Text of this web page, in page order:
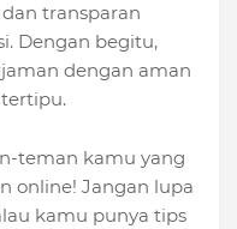
transparan
Dengan begitu,
dengan aman
teman kamu yang
online! Jangan lupa
kamu punya tips